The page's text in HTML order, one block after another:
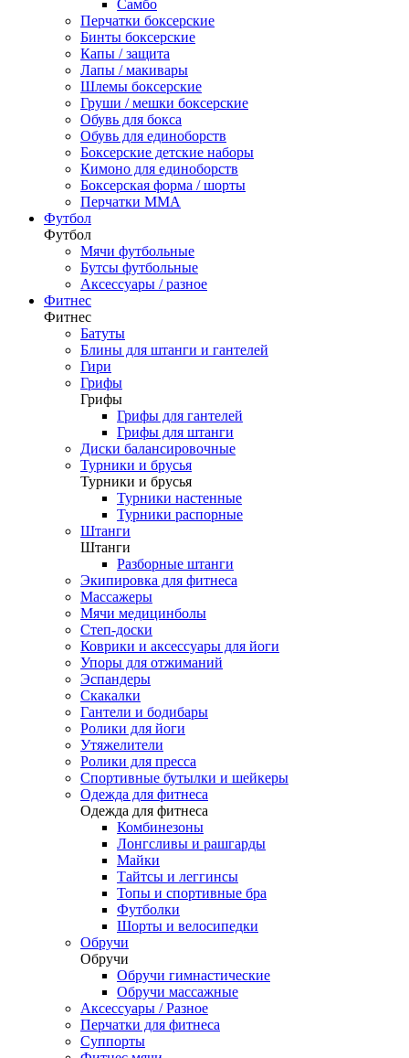
Самбо
Перчатки боксерские
Бинты боксерские
Капы / защита
Лапы / макивары
Шлемы боксерские
Груши / мешки боксерские
Обувь для бокса
Обувь для единоборств
Боксерские детские наборы
Кимоно для единоборств
Боксерская форма / шорты
Перчатки ММА
Футбол
Футбол
Мячи футбольные
Бутсы футбольные
Аксессуары / разное
Фитнес
Фитнес
Батуты
Блины для штанги и гантелей
Гири
Грифы
Грифы
Грифы для гантелей
Грифы для штанги
Диски балансировочные
Турники и брусья
Турники и брусья
Турники настенные
Турники распорные
Штанги
Штанги
Разборные штанги
Экипировка для фитнеса
Массажеры
Мячи медицинболы
Степ-доски
Коврики и аксессуары для йоги
Упоры для отжиманий
Эспандеры
Скакалки
Гантели и бодибары
Ролики для йоги
Утяжелители
Ролики для пресса
Спортивные бутылки и шейкеры
Одежда для фитнеса
Одежда для фитнеса
Комбинезоны
Лонгсливы и рашгарды
Майки
Тайтсы и леггинсы
Топы и спортивные бра
Футболки
Шорты и велосипедки
Обручи
Обручи
Обручи гимнастические
Обручи массажные
Аксессуары / Разное
Перчатки для фитнеса
Суппорты